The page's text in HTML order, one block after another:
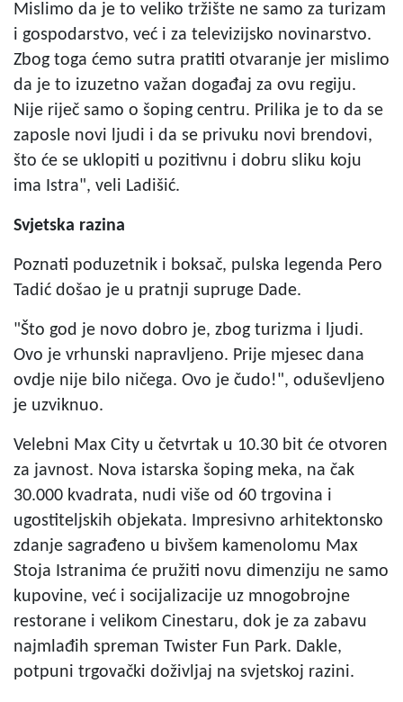
Mislimo da je to veliko tržište ne samo za turizam
i gospodarstvo, već i za televizijsko novinarstvo.
Zbog toga ćemo sutra pratiti otvaranje jer mislimo
da je to izuzetno važan događaj za ovu regiju.
Nije riječ samo o šoping centru. Prilika je to da se
zaposle novi ljudi i da se privuku novi brendovi,
što će se uklopiti u pozitivnu i dobru sliku koju
ima Istra", veli Ladišić.
Svjetska razina
Poznati poduzetnik i boksač, pulska legenda Pero
Tadić došao je u pratnji supruge Dade.
"Što god je novo dobro je, zbog turizma i ljudi.
Ovo je vrhunski napravljeno. Prije mjesec dana
ovdje nije bilo ničega. Ovo je čudo!", oduševljeno
je uzviknuo.
Velebni Max City u četvrtak u 10.30 bit će otvoren
za javnost. Nova istarska šoping meka, na čak
30.000 kvadrata, nudi više od 60 trgovina i
ugostiteljskih objekata. Impresivno arhitektonsko
zdanje sagrađeno u bivšem kamenolomu Max
Stoja Istranima će pružiti novu dimenziju ne samo
kupovine, već i socijalizacije uz mnogobrojne
restorane i velikom Cinestaru, dok je za zabavu
najmlađih spreman Twister Fun Park. Dakle,
potpuni trgovački doživljaj na svjetskoj razini.